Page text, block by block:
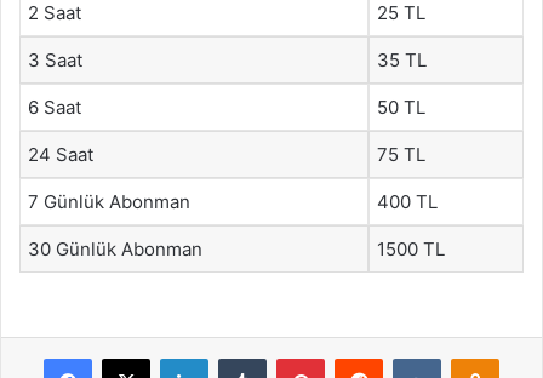
2 Saat 25 TL
3 Saat 35 TL
6 Saat 50 TL
24 Saat 75 TL
7 Günlük Abonman 400 TL
30 Günlük Abonman 1500 TL
Facebook
X LinkedInTumblr PinterestReddit VKontakte